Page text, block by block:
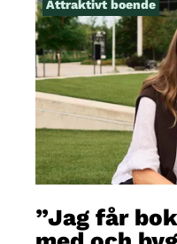
Attraktivt boende
”Jag får